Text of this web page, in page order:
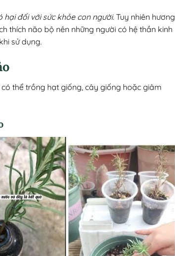
đối với sức khỏe con người. Tuy nhiên hương
thích não bộ nên những người có hệ thần kinh
sử dụng.
thể trồng hạt giống, cây giống hoặc giâm